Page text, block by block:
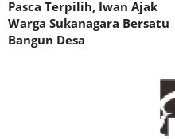
Pasca Terpilih, Iwan Ajak
Warga Sukanagara Bersatu
Bangun Desa